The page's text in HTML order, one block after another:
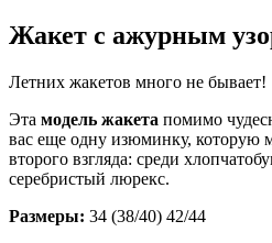
Жакет с ажурным
Летних жакетов много не бывает!
Эта модель жакета помимо
вас еще одну изюминку, которую
второго взгляда: среди
серебристый люрекс.
Размеры: 34 (38/40) 42/44